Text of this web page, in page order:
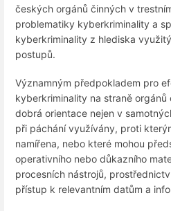
českých orgánů činných v
problematiky kyberkriminality a
kyberkriminality z hlediska
postupů.
Významným předpokladem pro
kyberkriminality na straně
dobrá orientace nejen v
při páchání využívány, proti
namířena, nebo které mohou
operativního nebo důkazního
procesních nástrojů,
přístup k relevantním datům a